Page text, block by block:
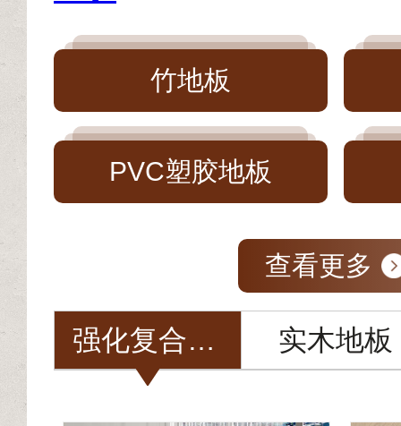
竹地板
PVC塑胶地板
查看更多
强化复合地板 实木地板